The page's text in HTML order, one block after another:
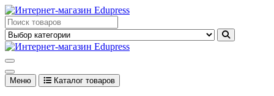
Перейти
к
содержимому
Edupress Uzbekistan, Edupress Узбекистан, книги, учебники на
английском языке
английском языке
Меню Каталог товаров